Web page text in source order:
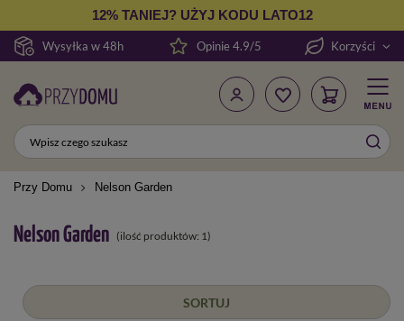
Wysyłka w 48h
12% TANIEJ? UŻYJ KODU LATO12
Opinie 4.9/5 Korzyści
Przy Domu Nelson Garden
Nelson Garden (ilość produktów: 1)
SORTUJ